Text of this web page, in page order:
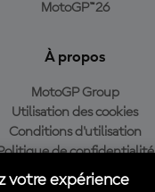
MotoGP™26
À propos
MotoGP Group
Utilisation des cookies
Conditions d'utilisation
de confidentialité
Politique d’achat
votre expérience